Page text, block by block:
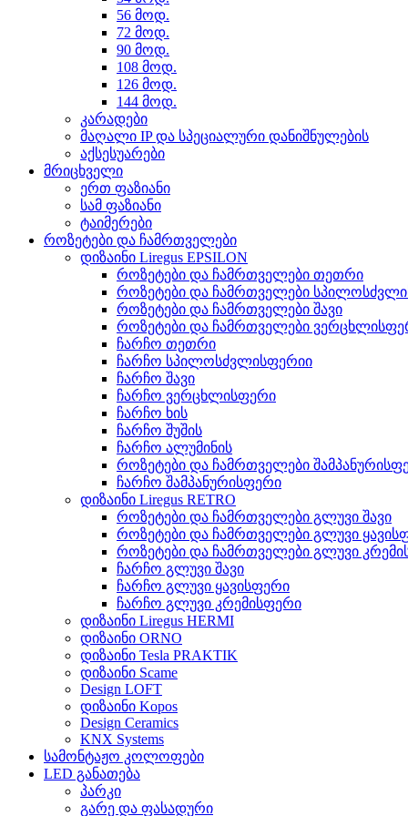
56 მოდ.
72 მოდ.
90 მოდ.
108 მოდ.
126 მოდ.
144 მოდ.
კარადები
მაღალი IP და სპეციალური დანიშნულების
აქსესუარები
მრიცხველი
ერთ ფაზიანი
სამ ფაზიანი
ტაიმერები
როზეტები და ჩამრთველები
დიზაინი Liregus EPSILON
როზეტები და ჩამრთველები თეთრი
როზეტები და ჩამრთველები
როზეტები და ჩამრთველები შავი
როზეტები და ჩამრთველები
ჩარჩო თეთრი
ჩარჩო სპილოსძვლისფერიი
ჩარჩო შავი
ჩარჩო ვერცხლისფერი
ჩარჩო ხის
ჩარჩო შუშის
ჩარჩო ალუმინის
როზეტები და ჩამრთველები
ჩარჩო შამპანურისფერი
დიზაინი Liregus RETRO
როზეტები და ჩამრთველები გლუვი შავი
როზეტები და ჩამრთველები გლუვი
როზეტები და ჩამრთველები გლუვი
ჩარჩო გლუვი შავი
ჩარჩო გლუვი ყავისფერი
ჩარჩო გლუვი კრემისფერი
დიზაინი Liregus HERMI
დიზაინი ORNO
დიზაინი Tesla PRAKTIK
დიზაინი Scame
Design LOFT
დიზაინი Kopos
Design Ceramics
KNX Systems
სამონტაჟო კოლოფები
LED განათება
პარკი
გარე და ფასადური